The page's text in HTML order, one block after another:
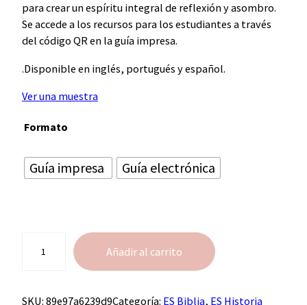
para crear un espíritu integral de reflexión y asombro.
Se accede a los recursos para los estudiantes a través
del código QR en la guía impresa.
.Disponible en inglés, portugués y español.
Ver una muestra
Formato
Guía impresa Guía electrónica
Añadir al carrito
SKU: 89e97a6239d9Categoría: ES Biblia, ES Historia